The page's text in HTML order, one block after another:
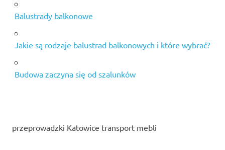
Balustrady balkonowe
Jakie są rodzaje balustrad balkonowych i które wybrać?
Budowa zaczyna się od szalunków
przeprowadzki Katowice transport mebli